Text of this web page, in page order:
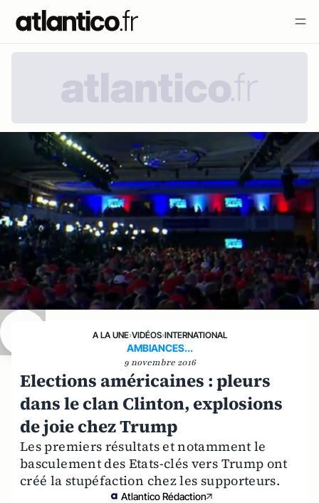
A LA UNE›VIDÉOS›INTERNATIONAL
AMBIANCES...
9 novembre 2016
Elections américaines : pleurs
dans le clan Clinton, explosions
de joie chez Trump
Les premiers résultats et notamment le
basculement des Etats-clés vers Trump ont
créé la stupéfaction chez les supporteurs.
Atlantico Rédaction